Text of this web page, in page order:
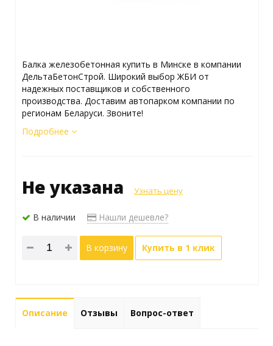
Балка железобетонная купить в Минске в компании
ДельтаБетонСтрой. Широкий выбор ЖБИ от
надежных поставщиков и собственного
производства. Доставим автопарком компании по
регионам Беларуси. Звоните!
Подробнее
Не указана Узнать цену
В наличии Нашли дешевле?
В корзину Купить в 1 клик
Описание Отзывы Вопрос-ответ